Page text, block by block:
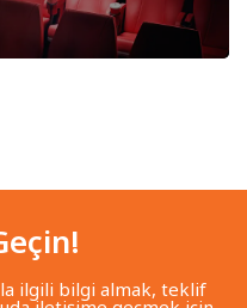
ilgili bilgi almak, teklif